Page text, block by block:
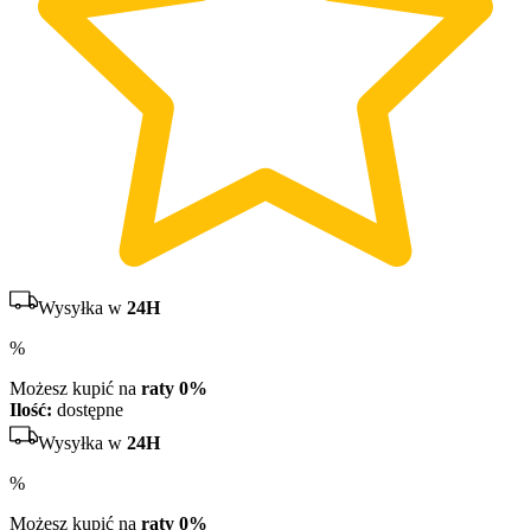
Wysyłka w 24H
%
Możesz kupić na raty 0%
Ilość: dostępne
Wysyłka w 24H
%
Możesz kupić na raty 0%